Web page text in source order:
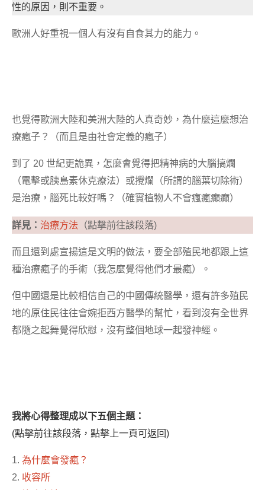
性的原因，則不重要。
歐洲人好重視一個人有沒有自食其力的能力。
也覺得歐洲大陸和美洲大陸的人真奇妙，為什麼這麼想治
療瘋子？（而且是由社會定義的瘋子）
到了 20 世紀更詭異，怎麼會覺得把精神病的大腦搞爛
（電擊或胰島素休克療法）或攪爛（所謂的腦葉切除術）
是治療，腦死比較好嗎？（確實植物人不會瘋瘋癲癲）
詳見： 治療方法 （點擊前往該段落)
而且還到處宣揚這是文明的做法，要全部殖民地都跟上這
種治療瘋子的手術（我怎麼覺得他們才最瘋）。
但中國還是比較相信自己的中國傳統醫學，還有許多殖民
地的原住民往往會婉拒西方醫學的幫忙，看到沒有全世界
都隨之起舞覺得欣慰，沒有整個地球一起發神經。
我將心得整理成以下五個主題：
(點擊前往該段落，點擊上一頁可返回)
1.為什麼會發瘋？
2. 收容所